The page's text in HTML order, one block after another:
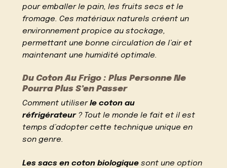
pour emballer le pain, les fruits secs et le
fromage. Ces matériaux naturels créent un
environnement propice au stockage,
permettant une bonne circulation de l’air et
maintenant une humidité optimale.
Du Coton Au Frigo : Plus Personne Ne
Pourra Plus S’en Passer
Comment utiliserle coton au
réfrigérateur? Tout le monde le fait et il est
temps d’adopter cette technique unique en
son genre.
Les sacs en coton biologique sont une option